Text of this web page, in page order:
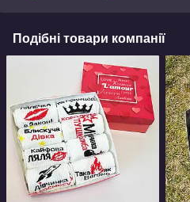
Подібні товари компанії